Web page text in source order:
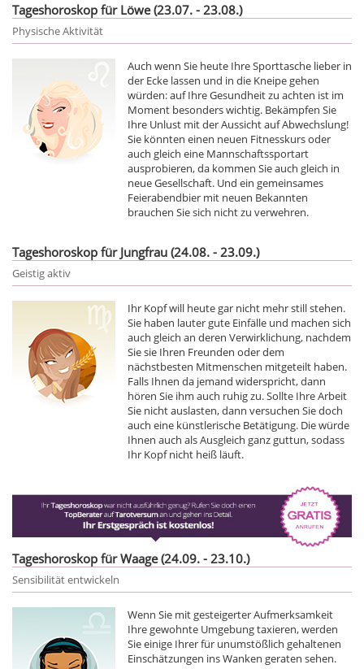
Tageshoroskop für Löwe (23.07. - 23.08.)
Physische Aktivität
Auch wenn Sie heute Ihre Sporttasche lieber in
der Ecke lassen und in die Kneipe gehen
würden: auf Ihre Gesundheit zu achten ist im
Moment besonders wichtig. Bekämpfen Sie
Ihre Unlust mit der Aussicht auf Abwechslung!
Sie könnten einen neuen Fitnesskurs oder
auch gleich eine Mannschaftssportart
ausprobieren, da kommen Sie auch gleich in
neue Gesellschaft. Und ein gemeinsames
Feierabendbier mit neuen Bekannten
brauchen Sie sich nicht zu verwehren.
Tageshoroskop für Jungfrau (24.08. - 23.09.)
Geistig aktiv
Ihr Kopf will heute gar nicht mehr still stehen.
Sie haben lauter gute Einfälle und machen sich
auch gleich an deren Verwirklichung, nachdem
Sie sie Ihren Freunden oder dem
nächstbesten Mitmenschen mitgeteilt haben.
Falls Ihnen da jemand widerspricht, dann
hören Sie ihm auch ruhig zu. Sollte Ihre Arbeit
Sie nicht auslasten, dann versuchen Sie doch
auch eine künstlerische Betätigung. Die würde
Ihnen auch als Ausgleich ganz guttun, sodass
Ihr Kopf nicht heiß läuft.
Tageshoroskop für Waage (24.09. - 23.10.)
Sensibilität entwickeln
Wenn Sie mit gesteigerter Aufmerksamkeit
Ihre gewohnte Umgebung taxieren, werden
Sie einige Ihrer für unumstößlich gehaltenen
Einschätzungen ins Wanken geraten sehen.